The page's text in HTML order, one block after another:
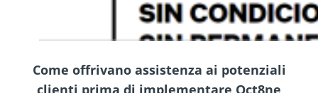
Come offrivano assistenza ai potenziali
clienti prima di implementare Oct8ne